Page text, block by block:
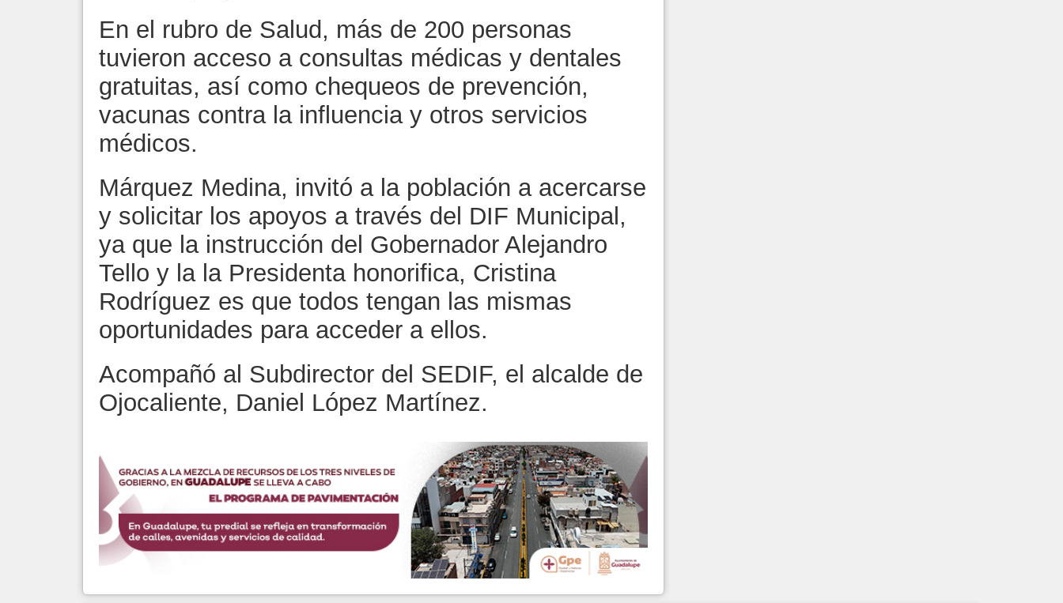
En el rubro de Salud, más de 200 personas
tuvieron acceso a consultas médicas y dentales
gratuitas, así como chequeos de prevención,
vacunas contra la influencia y otros servicios
médicos.
Márquez Medina, invitó a la población a acercarse
y solicitar los apoyos a través del DIF Municipal,
ya que la instrucción del Gobernador Alejandro
Tello y la la Presidenta honorifica, Cristina
Rodríguez es que todos tengan las mismas
oportunidades para acceder a ellos.
Acompañó al Subdirector del SEDIF, el alcalde de
Ojocaliente, Daniel López Martínez.